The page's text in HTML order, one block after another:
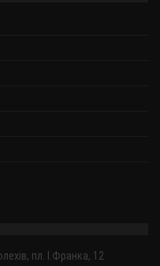
пл. І.Франка, 12